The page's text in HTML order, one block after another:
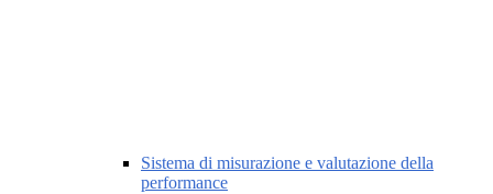
Sistema di misurazione e valutazione della
performance